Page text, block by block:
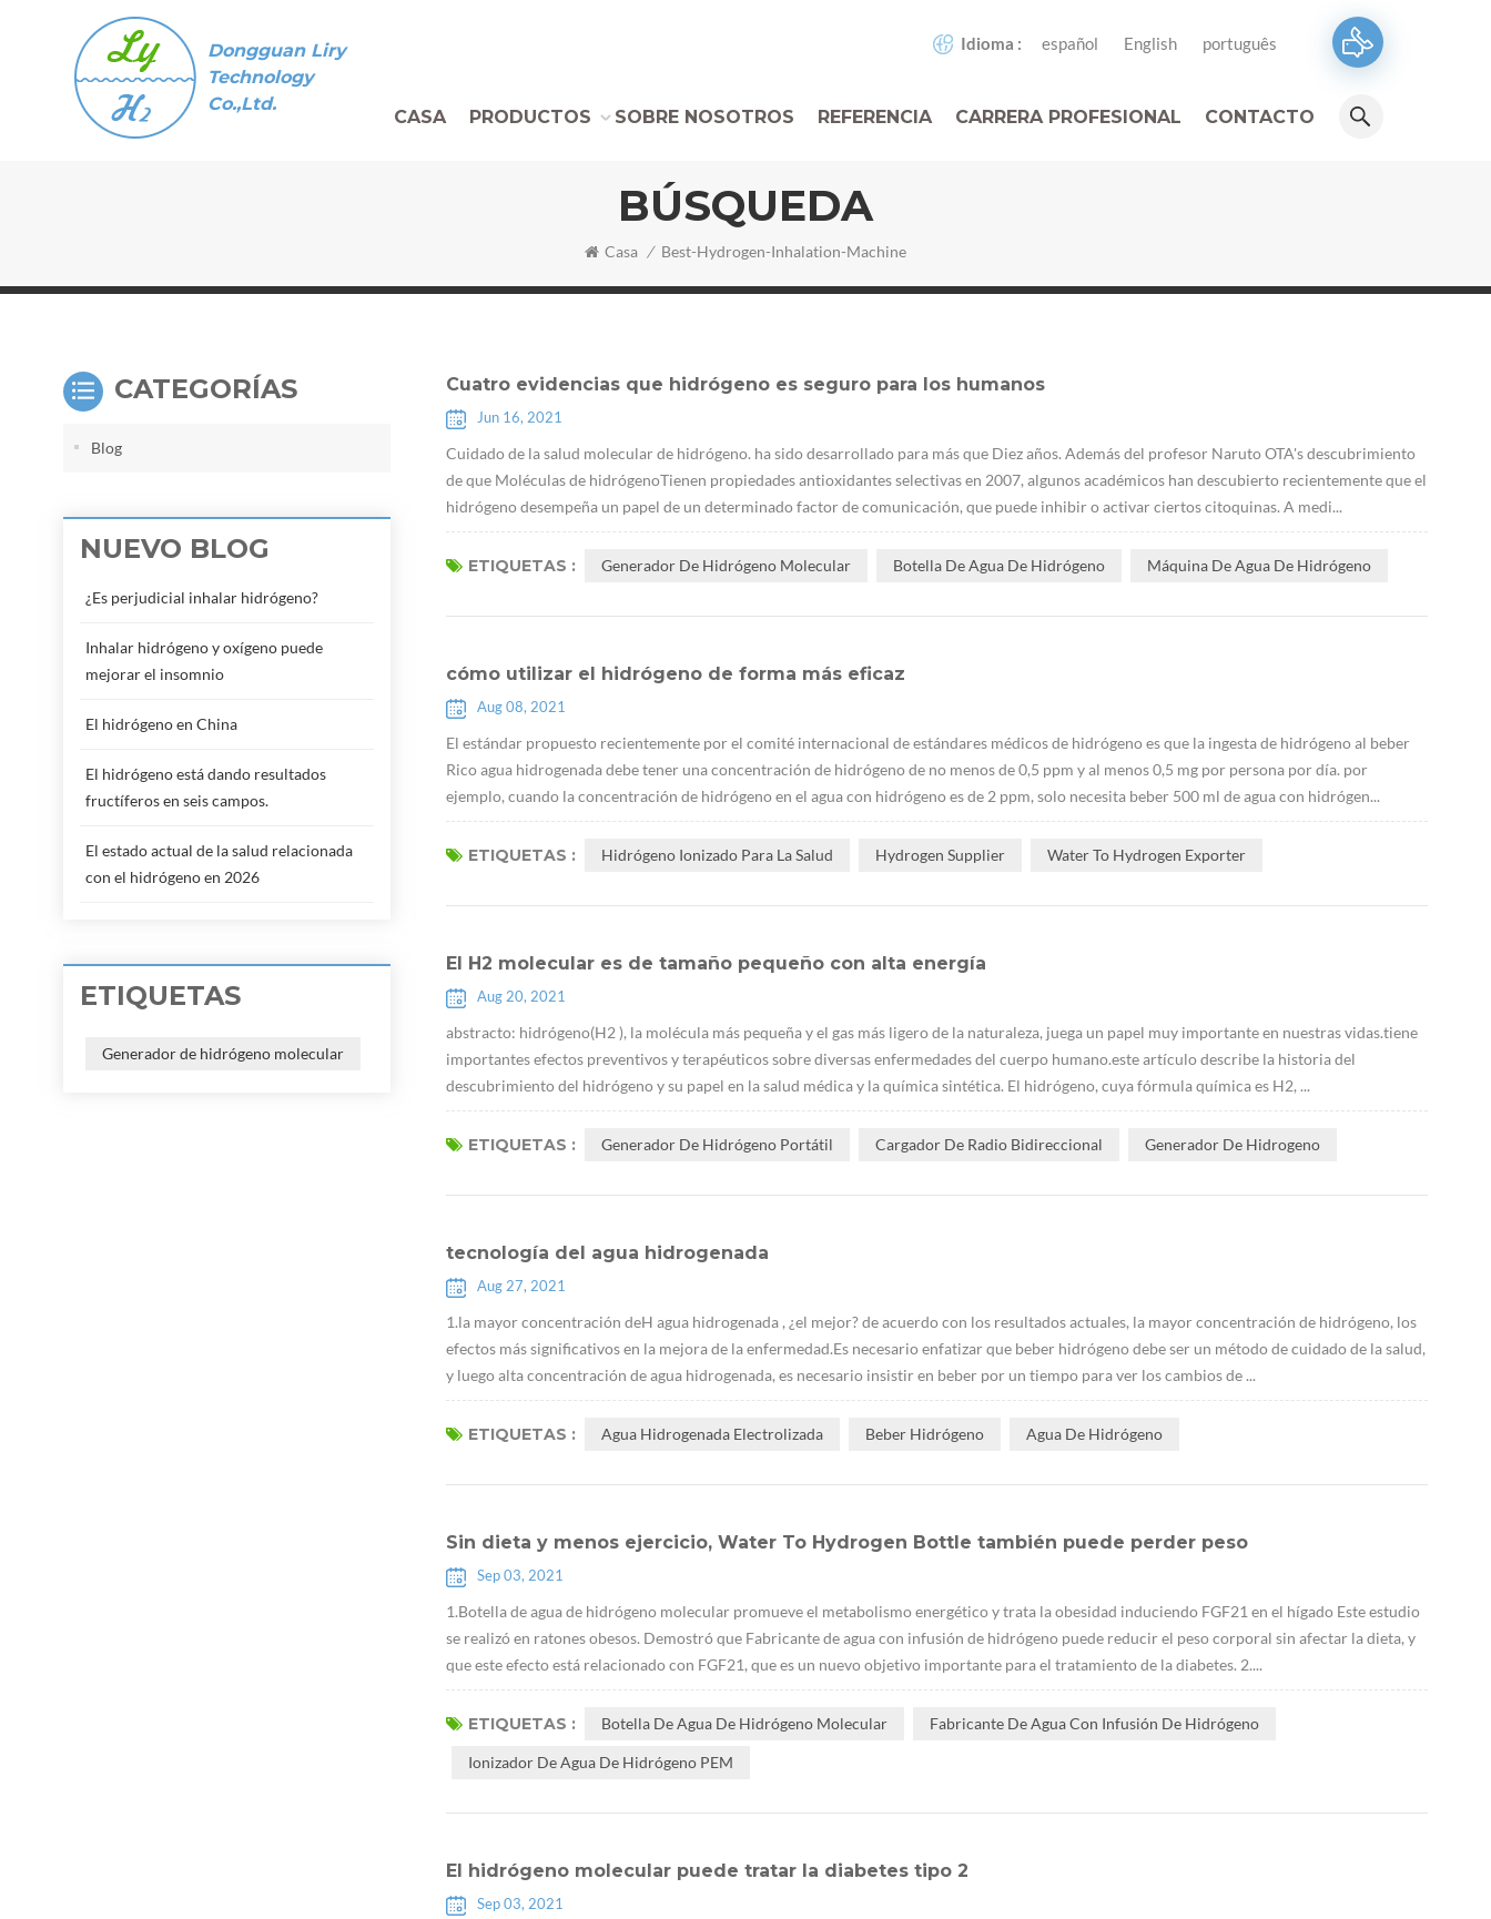
Dongguan Liry
Technology
Co.,Ltd.
Idioma : español English português
CASA PRODUCTOS SOBRE NOSOTROS REFERENCIA CARRERA PROFESIONAL CONTACTO
BÚSQUEDA
Casa / Best-Hydrogen-Inhalation-Machine
Cuatro evidencias que hidrógeno es seguro para los humanos
Jun 16, 2021
Cuidado de la salud molecular de hidrógeno. ha sido desarrollado para más que Diez años. Además del profesor Naruto OTA's descubrimiento
de que Moléculas de hidrógenoTienen propiedades antioxidantes selectivas en 2007, algunos académicos han descubierto recientemente que el
hidrógeno desempeña un papel de un determinado factor de comunicación, que puede inhibir o activar ciertos citoquinas. A medi...
ETIQUETAS : Generador De Hidrógeno Molecular Botella De Agua De Hidrógeno Máquina De Agua De Hidrógeno
cómo utilizar el hidrógeno de forma más eficaz
Aug 08, 2021
El estándar propuesto recientemente por el comité internacional de estándares médicos de hidrógeno es que la ingesta de hidrógeno al beber
Rico agua hidrogenada debe tener una concentración de hidrógeno de no menos de 0,5 ppm y al menos 0,5 mg por persona por día. por
ejemplo, cuando la concentración de hidrógeno en el agua con hidrógeno es de 2 ppm, solo necesita beber 500 ml de agua con hidrógen...
ETIQUETAS : Hidrógeno Ionizado Para La Salud Hydrogen Supplier Water To Hydrogen Exporter
El H2 molecular es de tamaño pequeño con alta energía
Aug 20, 2021
abstracto: hidrógeno(H2 ), la molécula más pequeña y el gas más ligero de la naturaleza, juega un papel muy importante en nuestras vidas.tiene
importantes efectos preventivos y terapéuticos sobre diversas enfermedades del cuerpo humano.este artículo describe la historia del
descubrimiento del hidrógeno y su papel en la salud médica y la química sintética. El hidrógeno, cuya fórmula química es H2, ...
ETIQUETAS : Generador De Hidrógeno Portátil Cargador De Radio Bidireccional Generador De Hidrogeno
tecnología del agua hidrogenada
Aug 27, 2021
1.la mayor concentración deH agua hidrogenada , ¿el mejor? de acuerdo con los resultados actuales, la mayor concentración de hidrógeno, los
efectos más significativos en la mejora de la enfermedad.Es necesario enfatizar que beber hidrógeno debe ser un método de cuidado de la salud,
y luego alta concentración de agua hidrogenada, es necesario insistir en beber por un tiempo para ver los cambios de ...
ETIQUETAS : Agua Hidrogenada Electrolizada Beber Hidrógeno Agua De Hidrógeno
Sin dieta y menos ejercicio, Water To Hydrogen Bottle también puede perder peso
Sep 03, 2021
1.Botella de agua de hidrógeno molecular promueve el metabolismo energético y trata la obesidad induciendo FGF21 en el hígado Este estudio
se realizó en ratones obesos. Demostró que Fabricante de agua con infusión de hidrógeno puede reducir el peso corporal sin afectar la dieta, y
que este efecto está relacionado con FGF21, que es un nuevo objetivo importante para el tratamiento de la diabetes. 2....
ETIQUETAS : Botella De Agua De Hidrógeno Molecular Fabricante De Agua Con Infusión De Hidrógeno
Ionizador De Agua De Hidrógeno PEM
El hidrógeno molecular puede tratar la diabetes tipo 2
Sep 03, 2021
CATEGORÍAS
Blog
NUEVO BLOG
¿Es perjudicial inhalar hidrógeno?
Inhalar hidrógeno y oxígeno puede
mejorar el insomnio
El hidrógeno en China
El hidrógeno está dando resultados
fructíferos en seis campos.
El estado actual de la salud relacionada
con el hidrógeno en 2026
ETIQUETAS
Generador de hidrógeno molecular